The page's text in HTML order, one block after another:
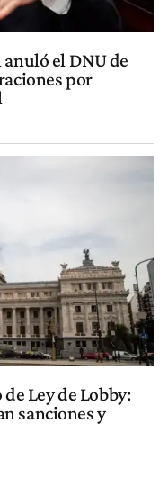
el DNU de
por
Ley de Lobby:
sanciones y